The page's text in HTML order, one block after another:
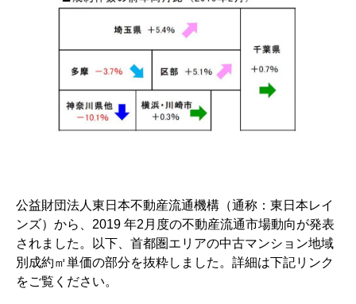
公益財団法人東日本不動産流通機構（通称：東日本レイ
ンズ）から、2019 年2月度の不動産流通市場動向が発表
されました。以下、首都圏エリアの中古マンション地域
別成約㎡単価の部分を抜粋しました。詳細は下記リンク
をご覧ください。